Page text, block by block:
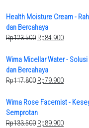
was:
Rp145.600.
is:
Health Moisture Cream -
dan Bercahaya
Rp123.500 Original
was:
Rp123.500.
Rp84.900Current
is:
Wima Micellar Water -
dan Bercahaya
Rp117.800 Original
was:
Rp117.800.
Rp79.900Current
is:
Wima Rose Facemist -
Semprotan
Rp133.500 Original
Rp89.900Current